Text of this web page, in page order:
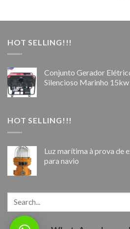
HOT SELLING!!!
Conjunto Gerador
Silencioso Marinho
HOT SELLING!!!
Luz marítima à prova de
para navio